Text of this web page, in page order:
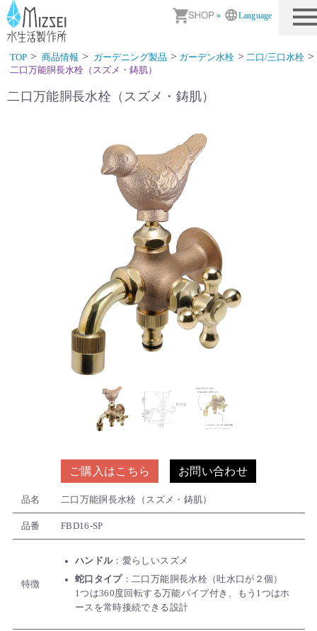
» Language
商品情報｜水生活製作所
TOP 商品情報 ガーデニング製品 ガーデン水栓
二口/三口水栓
二口万能胴長水栓（スズメ・鋳肌）
二口万能胴長水栓（スズメ・鋳肌）
ご購入はこちら お問い合わせ
品名 二口万能胴長水栓（スズメ・鋳肌）
品番 FBD16-SP
特徴
ハンドル：愛らしいスズメ
蛇口タイプ：二口万能胴長水栓（吐水口が２個）
1つは360度回転する万能パイプ付き、もう1つはホ
ースを常時接続できる設計